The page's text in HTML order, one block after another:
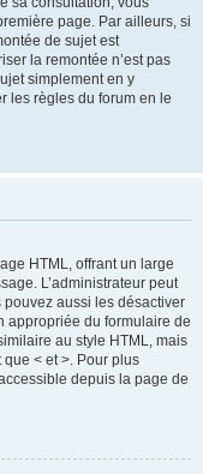
page. Par ailleurs, si
de sujet est
la remontée n’est pas
simplement en y
les règles du forum en le
HTML, offrant un large
L’administrateur peut
aussi les désactiver
appropriée du formulaire de
au style HTML, mais
< et >. Pour plus
depuis la page de